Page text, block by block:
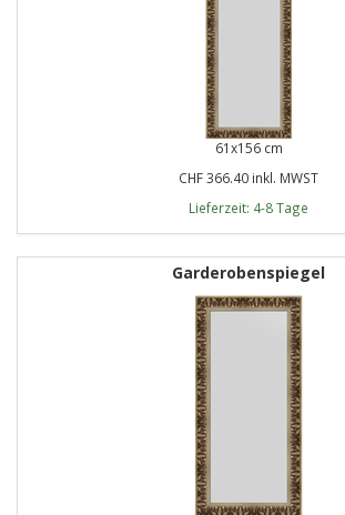
61x156 cm
CHF 366.40 inkl. MWST
Lieferzeit: 4-8 Tage
Garderobenspiegel